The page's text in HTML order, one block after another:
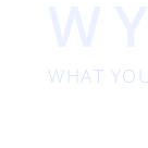
WHAT